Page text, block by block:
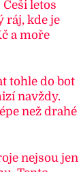
letos
ráj, kde je
a moře
tohle do bot
navždy.
než drahé
nejsou jen